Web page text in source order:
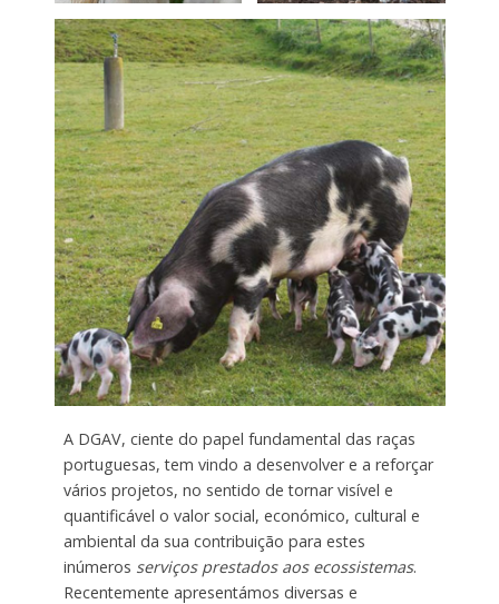
A DGAV, ciente do papel fundamental das raças
portuguesas, tem vindo a desenvolver e a reforçar
vários projetos, no sentido de tornar visível e
quantificável o valor social, económico, cultural e
ambiental da sua contribuição para estes
inúmeros serviços prestados aos ecossistemas.
Recentemente apresentámos diversas e